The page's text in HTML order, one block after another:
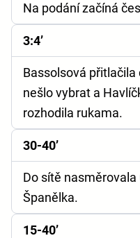
Na podání začíná
3:4’
Bassolsová
nešlo vybrat a
rozhodila rukama.
30-40’
Do sítě
Španělka.
15-40’